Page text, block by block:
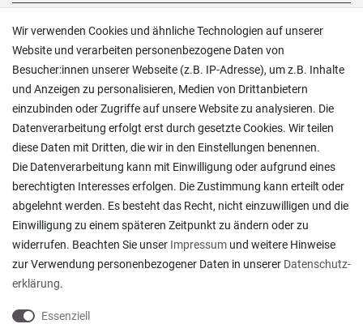
Versand und Zahlung
Rücksendungen
Lieferung in die Schweiz
Pflegesymbole
Lagerverkauf
Ratgeber & News
Alles wie beschrieben , sehr gute Qualität
Rainer T., Rheine
Datum der Veröffentlichung: 06.08.2026
Datum der Kauferfahrung: 27.07.2026
Wir verwenden Cookies und ähnliche Technologien auf unserer
Website und verarbeiten personenbezogene Daten von
Besucher:innen unserer Webseite (z.B. IP-Adresse), um z.B. Inhalte
und Anzeigen zu personalisieren, Medien von Drittanbietern
einzubinden oder Zugriffe auf unsere Website zu analysieren. Die
Datenverarbeitung erfolgt erst durch gesetzte Cookies. Wir teilen
diese Daten mit Dritten, die wir in den Einstellungen benennen.
Die Datenverarbeitung kann mit Einwilligung oder aufgrund eines
berechtigten Interesses erfolgen. Die Zustimmung kann erteilt oder
abgelehnt werden. Es besteht das Recht, nicht einzuwilligen und die
Einwilligung zu einem späteren Zeitpunkt zu ändern oder zu
widerrufen. Beachten Sie unser Impressum und weitere Hinweise
zur Verwendung personenbezogener Daten in unserer Daten­schutz­
erklärung.
Essenziell